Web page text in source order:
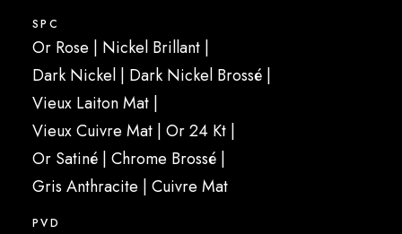
SPC
Or Rose | Nickel Brillant |
Dark Nickel | Dark Nickel Brossé |
Vieux Laiton Mat |
Vieux Cuivre Mat | Or 24 Kt |
Or Satiné | Chrome Brossé |
Gris Anthracite | Cuivre Mat
PVD